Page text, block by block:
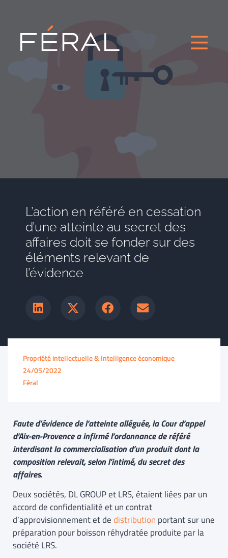
L’action en référé en cessation
d’une atteinte au secret des
affaires doit se fonder sur des
éléments relevant de
l’évidence
Propriété intellectuelle & Intelligence économique
24/05/2022
Féral
Faute d’évidence de l’atteinte alléguée, la Cour d’appel
d’Aix-en-Provence a infirmé l’ordonnance de référé
interdisant la commercialisation d’un produit dont la
composition relevait, selon l’intimé, du secret des
affaires.
Deux sociétés, DL GROUP et LRS, étaient liées par un
accord de confidentialité et un contrat
d’approvisionnement et dedistribution portant sur une
préparation pour boisson réhydratée produite par la
société LRS.